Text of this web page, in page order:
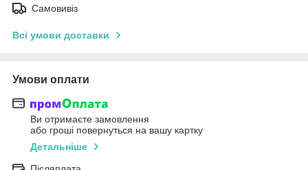
Самовивіз
Всі умови доставки
Умови оплати
Ви отримаєте замовлення
або гроші повернуться на вашу картку
Детальніше